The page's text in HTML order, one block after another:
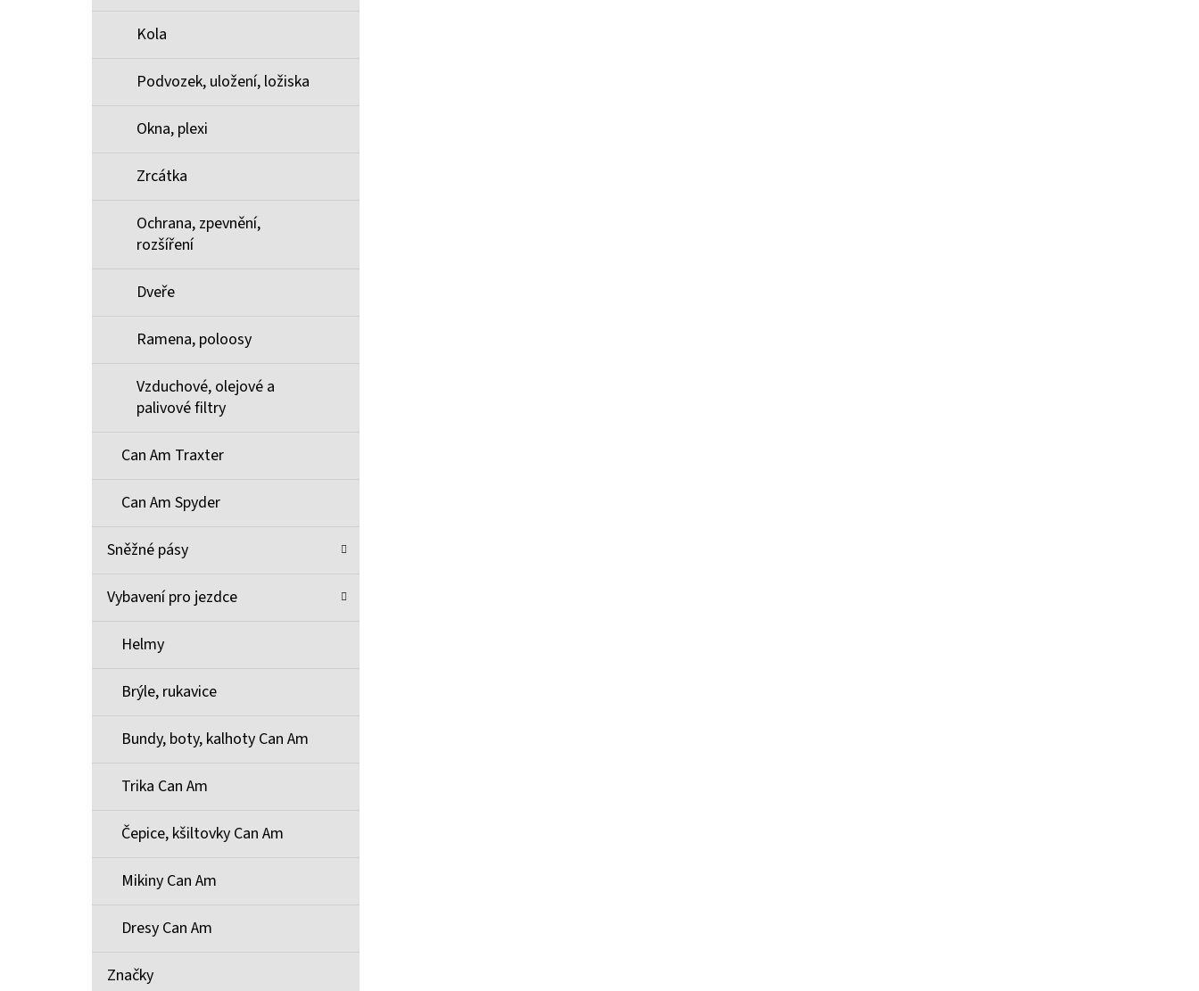
Kola
Podvozek, uložení, ložiska
Okna, plexi
Zrcátka
Ochrana, zpevnění,
rozšíření
Dveře
Ramena, poloosy
Vzduchové, olejové a
palivové filtry
Can Am Traxter
Can Am Spyder
Sněžné pásy
Vybavení pro jezdce
Helmy
Brýle, rukavice
Bundy, boty, kalhoty Can Am
Trika Can Am
Čepice, kšiltovky Can Am
Mikiny Can Am
Dresy Can Am
Značky